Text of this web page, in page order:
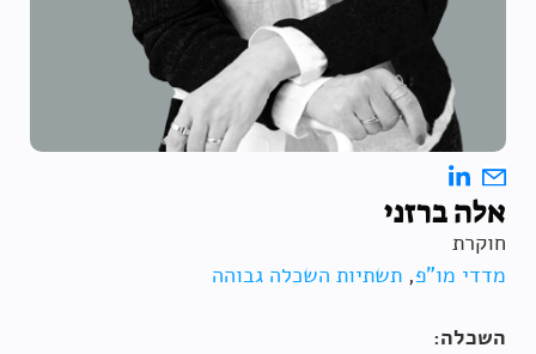
אלה ברזני
חוקרת
מדדי מו"פ, תשתיות השכלה גבוהה
השכלה: